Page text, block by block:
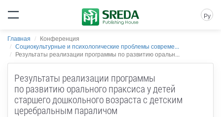
Ру
Главная
Конференция
Социокультурные и психологические проблемы совреме...
Результаты реализации программы по развитию оральн...
Результаты реализации программы
по развитию орального праксиса у детей
старшего дошкольного возраста с детским
церебральным параличом